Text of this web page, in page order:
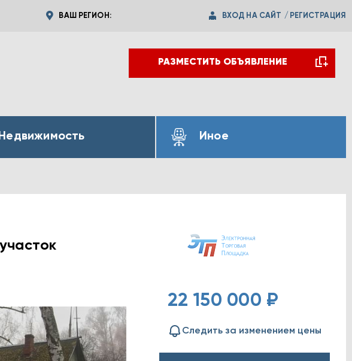
ВАШ РЕГИОН: ВХОД НА САЙТ / РЕГИСТРАЦИЯ
РАЗМЕСТИТЬ ОБЪЯВЛЕНИЕ
Иное
22 150 000 ₽
Следить за изменением цены